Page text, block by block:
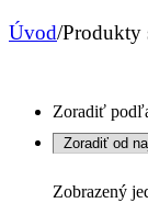
Úvod/Produkty
Zoradiť
Zobrazený